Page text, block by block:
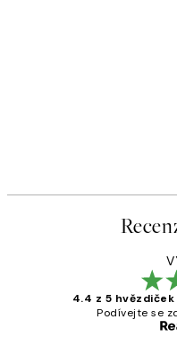
4.4 z 5 hvězdiček
Podívejte se